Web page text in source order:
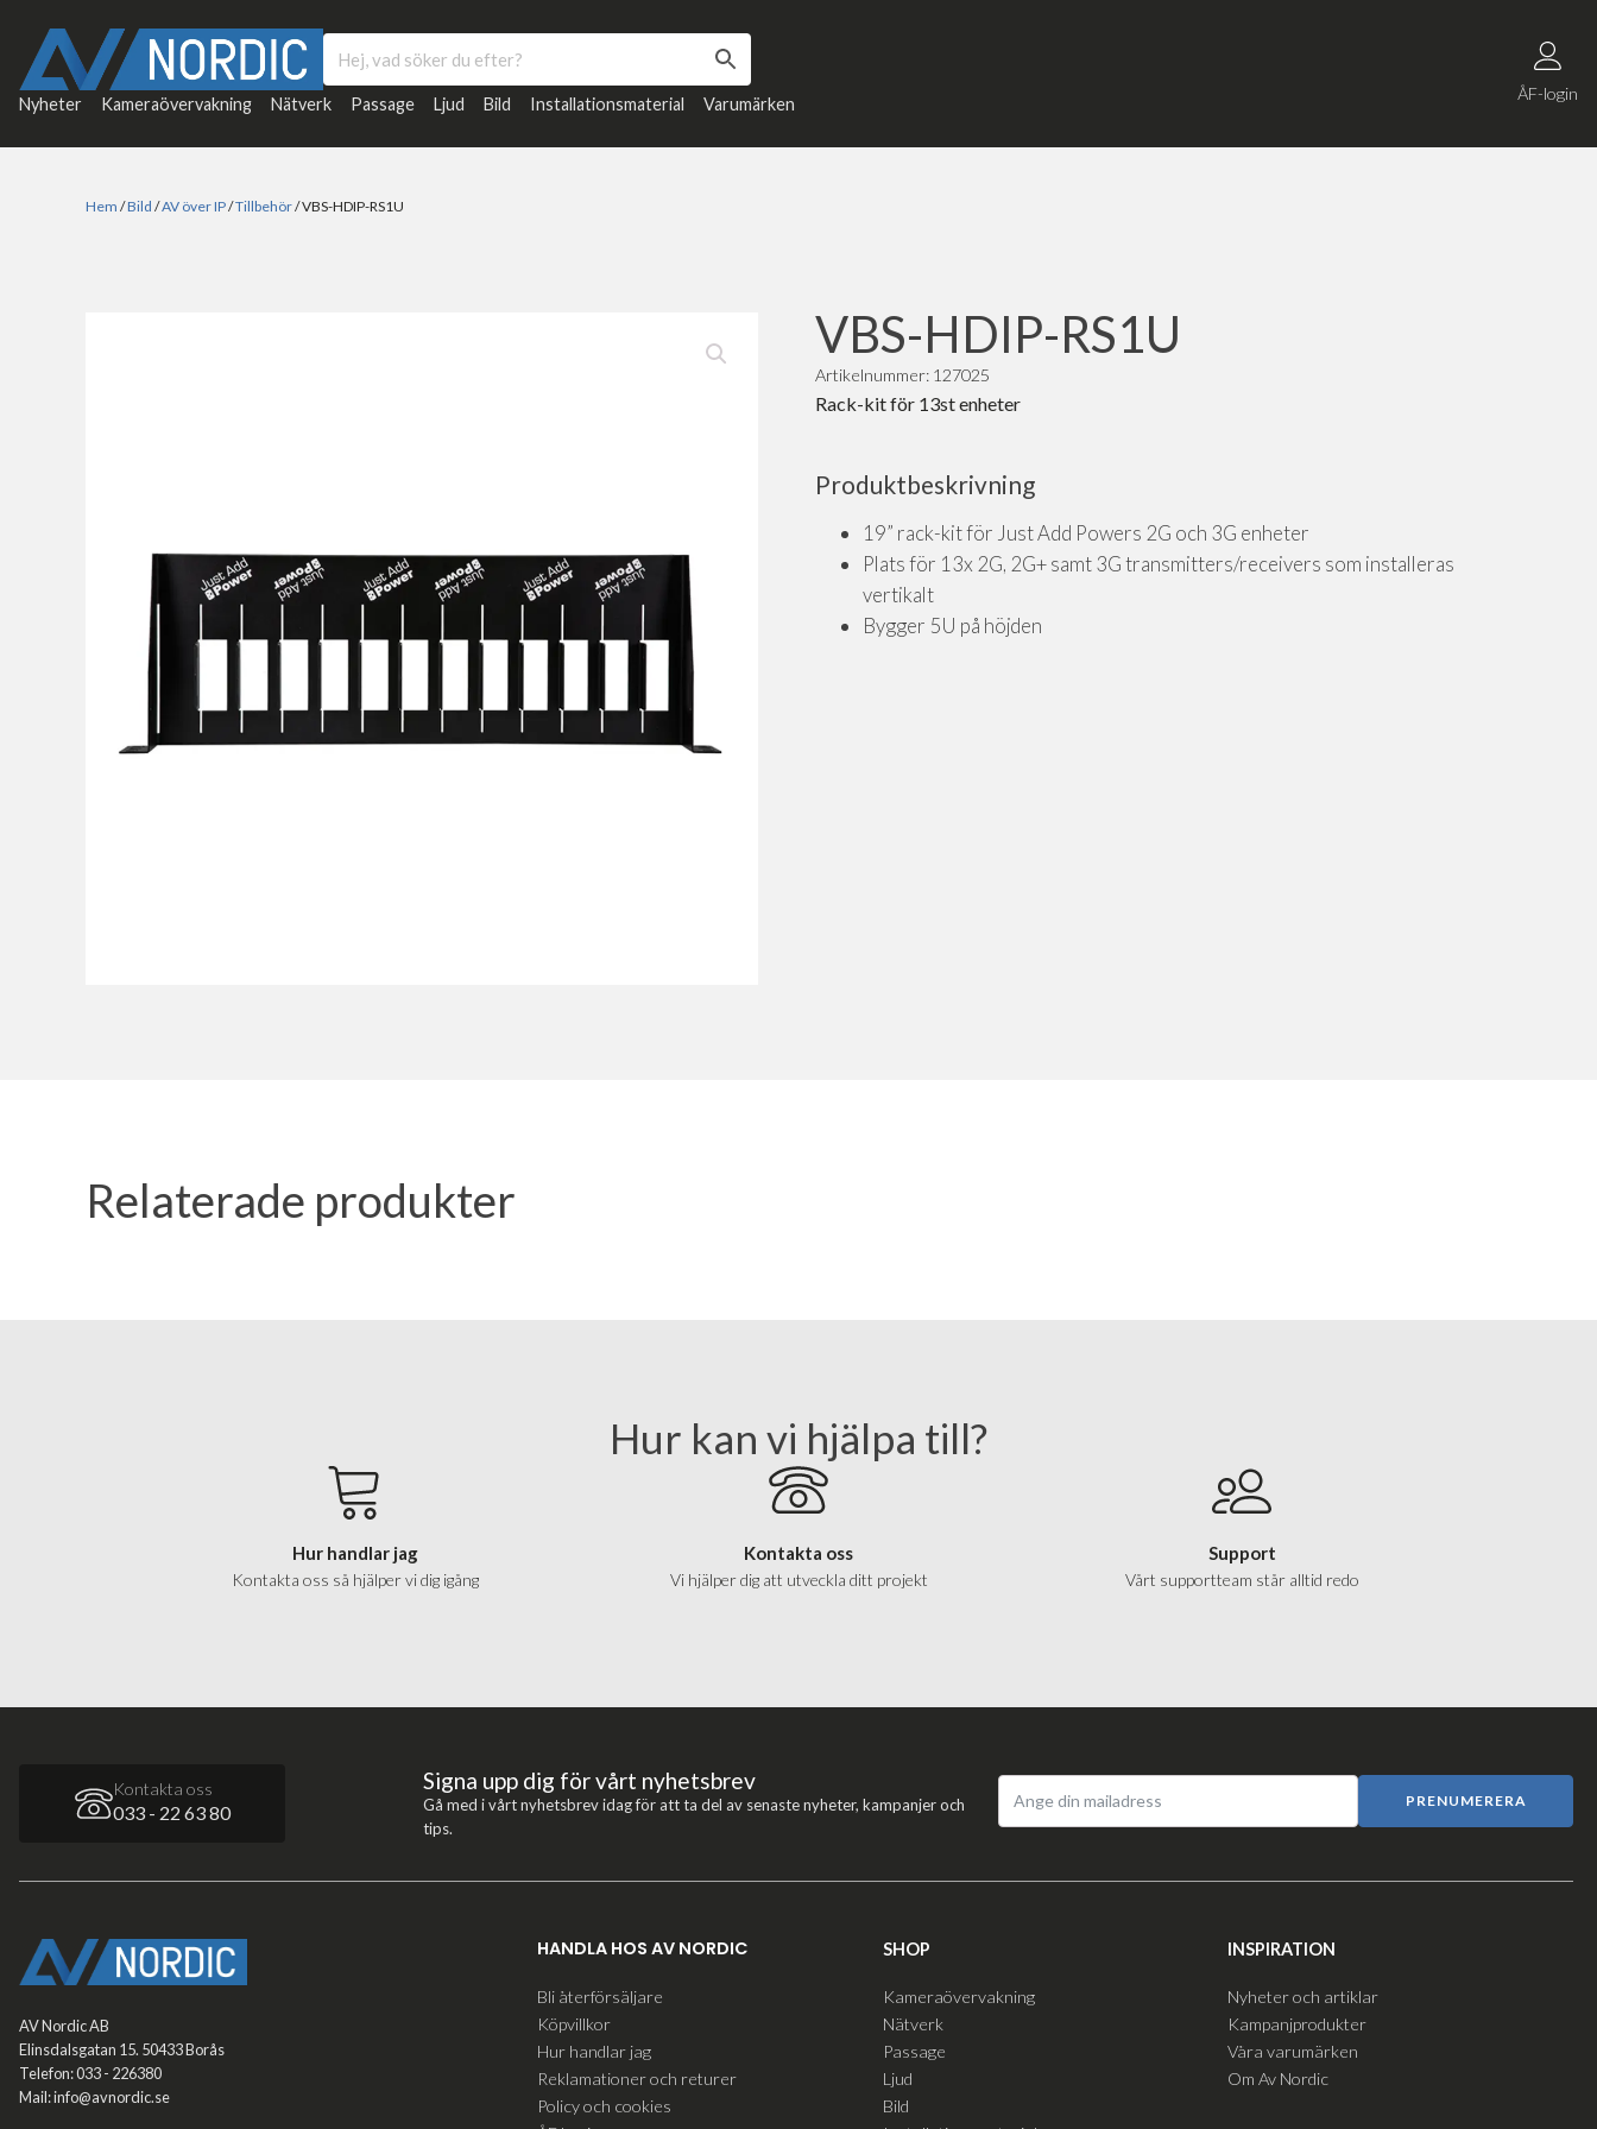
Nyheter Kameraövervakning Nätverk Passage Ljud Bild Installationsmaterial Varumärken
ÅF-login
Hem /Bild /AV över IP/Tillbehör/ VBS-HDIP-RS1U
VBS-HDIP-RS1U
Artikelnummer: 127025
Rack-kit för 13st enheter
Produktbeskrivning
19” rack-kit för Just Add Powers 2G och 3G enheter
Plats för 13x 2G, 2G+ samt 3G transmitters/receivers som installeras
vertikalt
Bygger 5U på höjden
Relaterade produkter
Hur kan vi hjälpa till?
Hur handlar jag
Kontakta oss så hjälper vi dig igång
Kontakta oss
Vi hjälper dig att utveckla ditt projekt
Support
Vårt supportteam står alltid redo
Kontakta oss
033 - 22 63 80
Signa upp dig för vårt nyhetsbrev
Gå med i vårt nyhetsbrev idag för att ta del av senaste nyheter, kampanjer och
tips.
PRENUMERERA
AV Nordic AB
Elinsdalsgatan 15. 50433 Borås
Telefon: 033 - 226380
Mail: info@avnordic.se
HANDLA HOS AV NORDIC
Bli återförsäljare
Köpvillkor
Hur handlar jag
Reklamationer och returer
Policy och cookies
SHOP
Kameraövervakning
Nätverk
Passage
Ljud
Bild
INSPIRATION
Nyheter och artiklar
Kampanjprodukter
Våra varumärken
Om Av Nordic